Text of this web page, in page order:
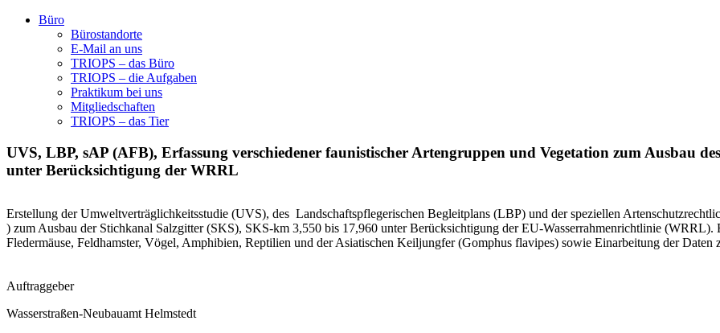
Büro
Bürostandorte
E-Mail an uns
TRIOPS – das Büro
TRIOPS – die Aufgaben
Praktikum bei uns
Mitgliedschaften
TRIOPS – das Tier
UVS, LBP, sAP (AFB), Erfassung verschiedener faunistischer Artengruppen und Vegetation zum Ausbau
unter Berücksichtigung der WRRL
Erstellung der Umweltverträglichkeitsstudie (UVS), des Landschaftspflegerischen Begleitplans (LBP) und der speziellen
) zum Ausbau der Stichkanal Salzgitter (SKS), SKS-km 3,550 bis 17,960 unter Berücksichtigung der EU-Wasserrahmenrichtlinie
Fledermäuse, Feldhamster, Vögel, Amphibien, Reptilien und der Asiatischen Keiljungfer (Gomphus flavipes) sowie Einarbeitung der Daten
Auftraggeber
Wasserstraßen-Neubauamt Helmstedt